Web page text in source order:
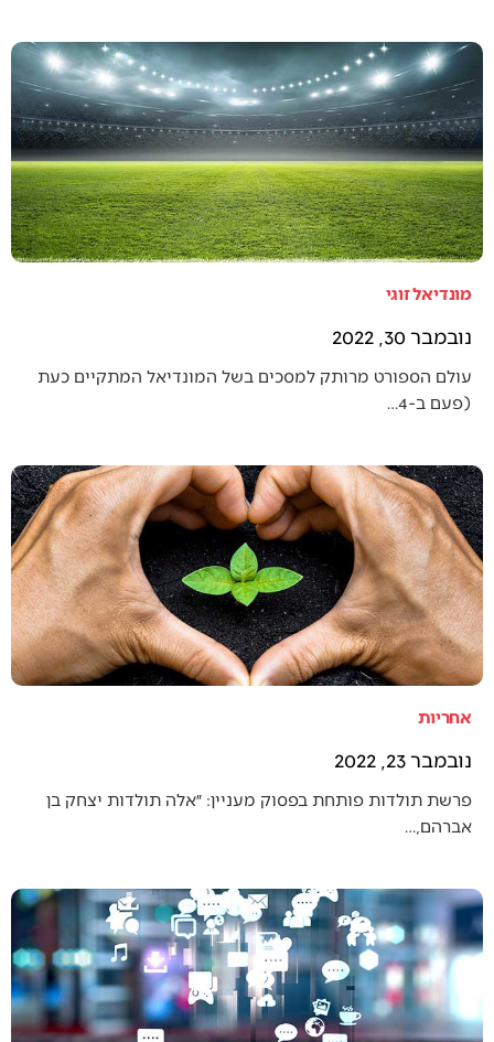
מונדיאל זוגי
נובמבר 30, 2022
עולם הספורט מרותק למסכים בשל המונדיאל המתקיים כעת
(פעם ב-4…
אחריות
נובמבר 23, 2022
פרשת תולדות פותחת בפסוק מעניין: ״אלה תולדות יצחק בן
אברהם,…